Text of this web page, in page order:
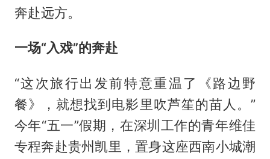
奔赴远方。
一场“入戏”的奔赴
“这次旅行出发前特意重温了《路边野
餐》，就想找到电影里吹芦笙的苗人。”
今年“五一”假期，在深圳工作的青年维佳
专程奔赴贵州凯里，置身这座西南小城潮